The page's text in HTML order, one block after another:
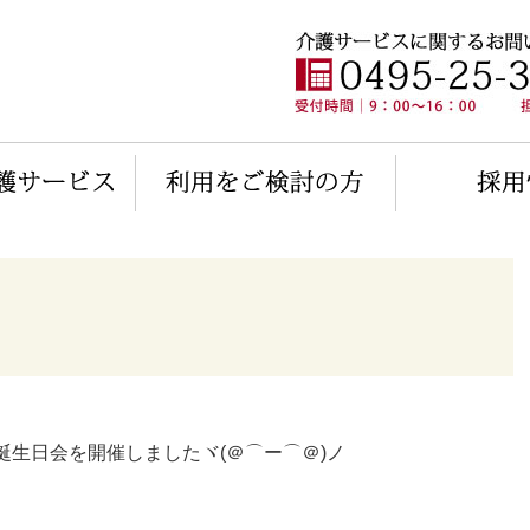
生日会を開催しましたヾ(＠⌒ー⌒＠)ノ